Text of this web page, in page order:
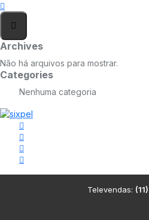
Archives
Não há arquivos para mostrar.
Categories
Nenhuma categoria
Televendas: